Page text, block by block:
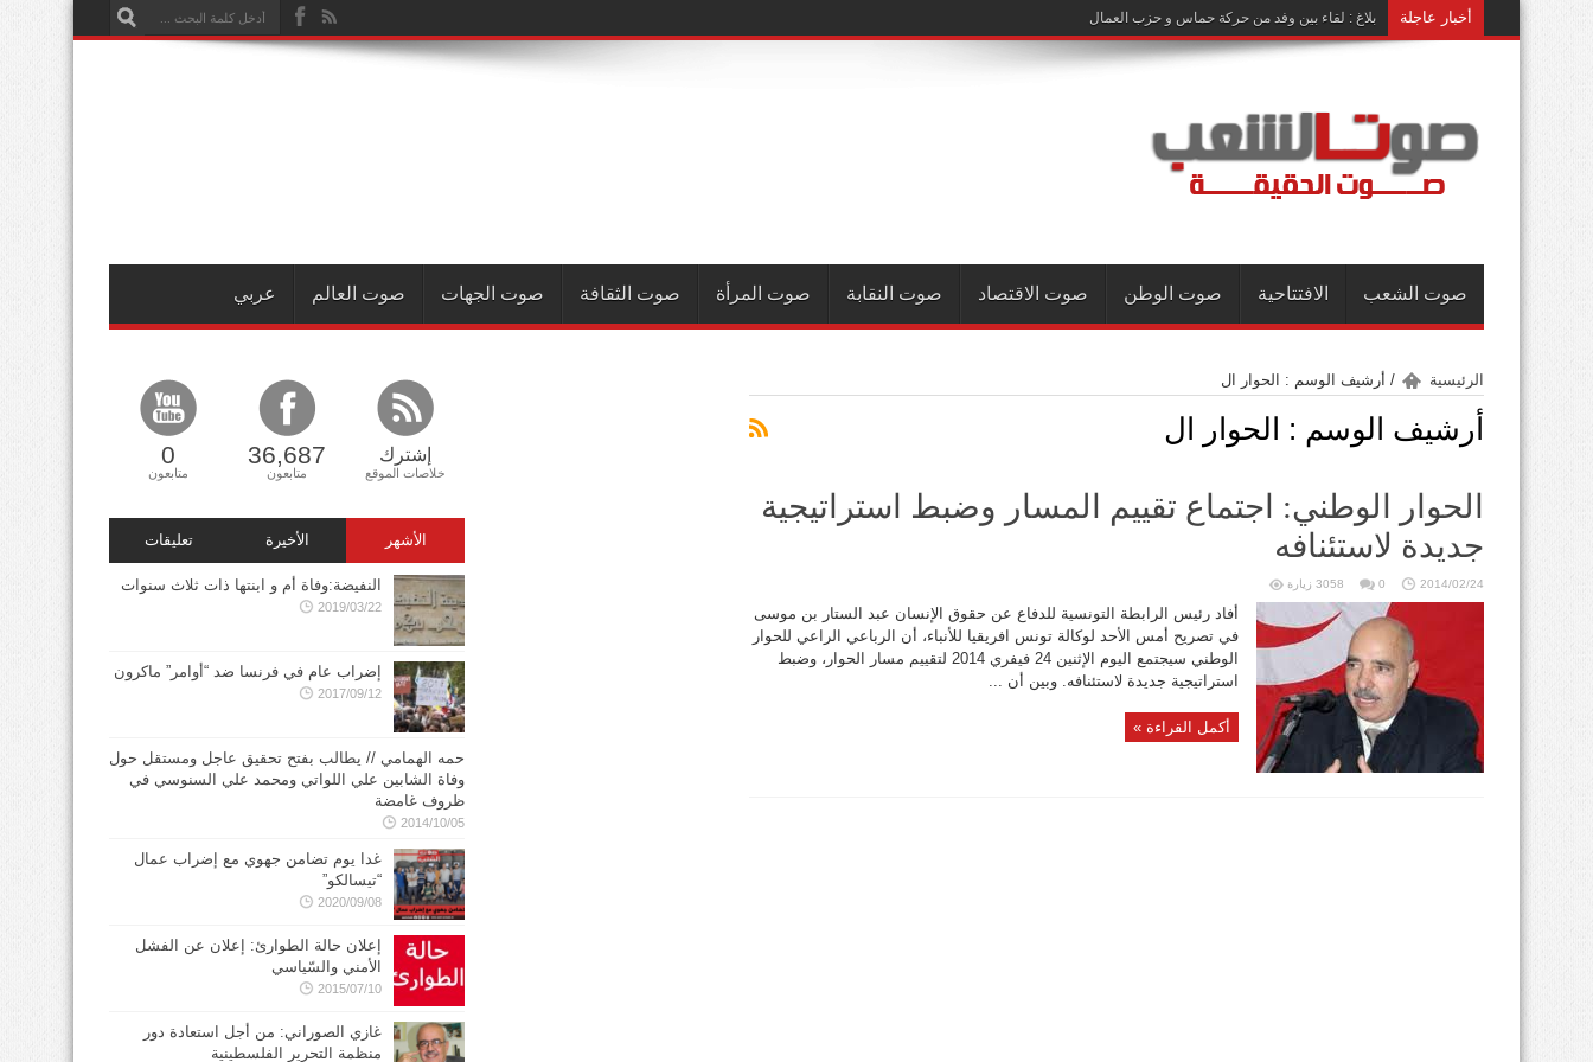
أخبار عاجلة بلاغ : لقاء بين وفد من حركة حماس و حزب العمال
صوت الشعب الافتتاحية صوت الوطن صوت الاقتصاد صوت النقابة صوت المرأة صوت الثقافة صوت الجهات صوت العالم عربي
الرئيسية / أرشيف الوسم : الحوار ال
أرشيف الوسم : الحوار ال
الحوار الوطني: اجتماع تقييم المسار وضبط استراتيجية
جديدة لاستئنافه
2014/02/24
0 3058 زيارة
أفاد رئيس الرابطة التونسية للدفاع عن حقوق الإنسان عبد الستار بن موسى
في تصريح أمس الأحد لوكالة تونس افريقيا للأنباء، أن الرباعي الراعي للحوار
الوطني سيجتمع اليوم الإثنين 24 فيفري 2014 لتقييم مسار الحوار، وضبط
استراتيجية جديدة لاستئنافه. وبين أن ...
أكمل القراءة »
إشترك
خلاصات الموقع
36,687
متابعون
0
متابعون
الأشهر الأخيرة تعليقات
النفيضة:وفاة أم و ابنتها ذات ثلاث سنوات
2019/03/22
إضراب عام في فرنسا ضد “أوامر” ماكرون
2017/09/12
حمه الهمامي // يطالب بفتح تحقيق عاجل ومستقل حول
وفاة الشابين علي اللواتي ومحمد علي السنوسي في
ظروف غامضة
2014/10/05
غدا يوم تضامن جهوي مع إضراب عمال
“تيسالكو”
2020/09/08
إعلان حالة الطوارئ: إعلان عن الفشل
الأمني والسّياسي
2015/07/10
غازي الصوراني: من أجل استعادة دور
منظمة التحرير الفلسطينية